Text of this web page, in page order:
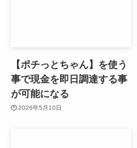
【ポチっとちゃん】を使う
事で現金を即日調達する事
が可能になる
2026年5月10日